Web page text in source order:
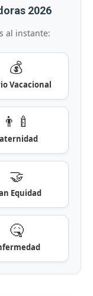
2026
al instante:
💰
Vacacional
👨‍🍼
🤝
Equidad
🤒